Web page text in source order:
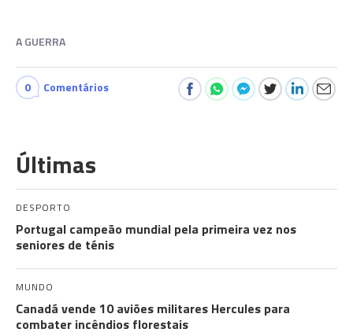
A GUERRA
0 Comentários
Últimas
DESPORTO
Portugal campeão mundial pela primeira vez nos
seniores de ténis
MUNDO
Canadá vende 10 aviões militares Hercules para
combater incêndios florestais